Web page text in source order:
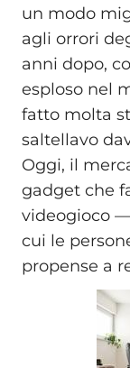
un modo
agli orrori
anni dopo,
esploso nel
fatto molta
saltellavo
Oggi, il
gadget che
videogioco —
cui le
propense a